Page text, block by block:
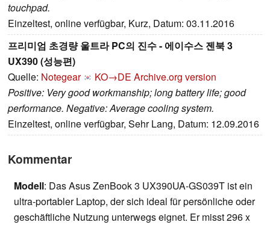
touchpad.
Einzeltest, online verfügbar, Kurz, Datum: 03.11.2016
프리미엄 초경량 울트라 PC의 진수 - 에이수스 젠북 3
UX390 (성능편)
Quelle: Notegear KO→DE Archive.org version
Positive: Very good workmanship; long battery life; good
performance. Negative: Average cooling system.
Einzeltest, online verfügbar, Sehr Lang, Datum: 12.09.2016
Kommentar
Modell: Das Asus ZenBook 3 UX390UA-GS039T ist ein
ultra-portabler Laptop, der sich ideal für persönliche oder
geschäftliche Nutzung unterwegs eignet. Er misst 296 x